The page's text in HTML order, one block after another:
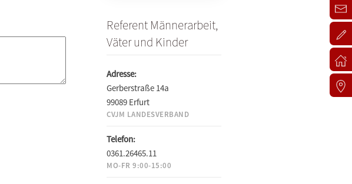
Referent Männerarbeit,
Väter und Kinder
Adresse:
Gerberstraße 14a
99089 Erfurt
CVJM LANDESVERBAND
Telefon:
0361.26465.11
MO-FR 9:00-15:00